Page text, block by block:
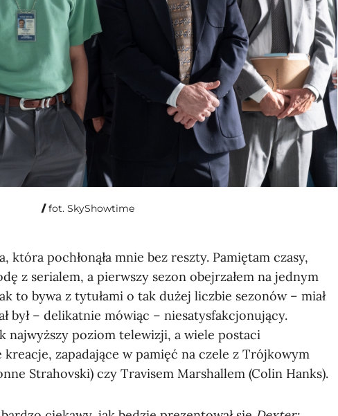
fot. SkyShowtime
pochłonąła mnie bez reszty. Pamiętam czasy,
z serialem, a pierwszy sezon obejrzałem na jednym
to bywa z tytułami o tak dużej liczbie sezonów – miał
był – delikatnie mówiąc – niesatysfakcjonujący.
najwyższy poziom telewizji, a wiele postaci
zapadające w pamięć na czele z Trójkowym
Strahovski) czy Travisem Marshallem (Colin Hanks).